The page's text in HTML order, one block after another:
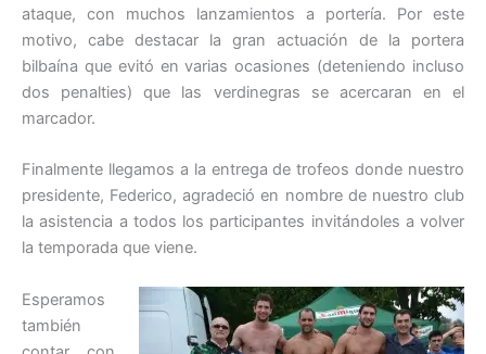
ataque, con muchos lanzamientos a portería. Por este
motivo, cabe destacar la gran actuación de la portera
bilbaína que evitó en varias ocasiones (deteniendo incluso
dos penalties) que las verdinegras se acercaran en el
marcador.
Finalmente llegamos a la entrega de trofeos donde nuestro
presidente, Federico, agradeció en nombre de nuestro club
la asistencia a todos los participantes invitándoles a volver
la temporada que viene.
Esperamos
también